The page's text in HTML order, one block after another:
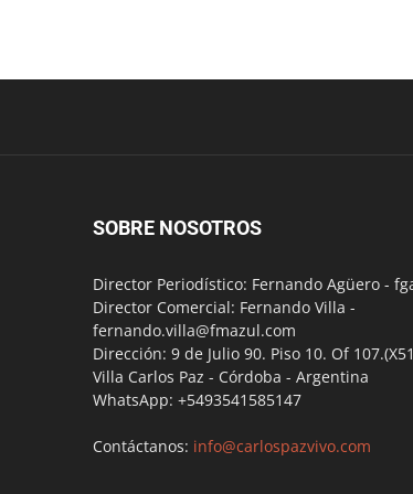
SOBRE NOSOTROS
Director Periodístico: Fernando Agüero -
Director Comercial: Fernando Villa -
fernando.villa@fmazul.com
Dirección: 9 de Julio 90. Piso 10. Of
Villa Carlos Paz - Córdoba - Argentina
WhatsApp: +5493541585147
Contáctanos: info@carlospazvivo.com